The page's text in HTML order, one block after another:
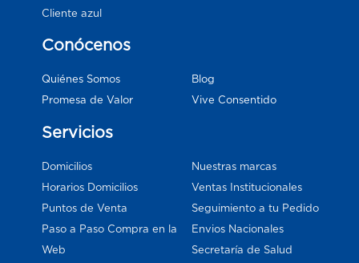
Cliente azul
Conócenos
Quiénes Somos
Promesa de Valor
Blog
Vive Consentido
Servicios
Domicilios
Horarios Domicilios
Puntos de Venta
Paso a Paso Compra en la
Web
Nuestras marcas
Ventas Institucionales
Seguimiento a tu Pedido
Envios Nacionales
Secretaría de Salud